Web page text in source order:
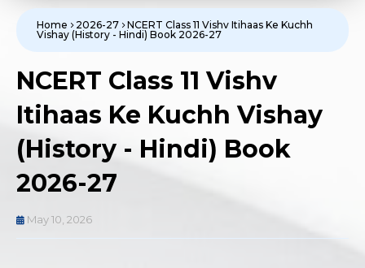
Home 2026-27
NCERT Class 11 Vishv Itihaas Ke Kuchh
Vishay (History - Hindi) Book 2026-27
NCERT Class 11 Vishv
Itihaas Ke Kuchh Vishay
(History - Hindi) Book
2026-27
May 10, 2026